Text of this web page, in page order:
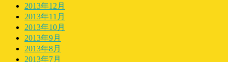
2013年12月
2013年11月
2013年10月
2013年9月
2013年8月
2013年7月